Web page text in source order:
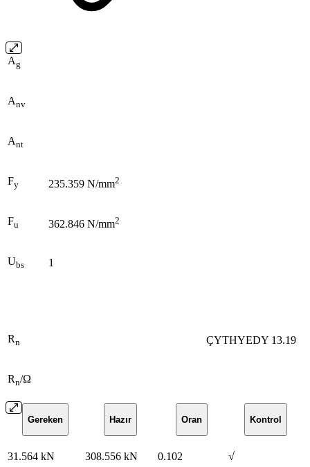
Ag
Anv
Ant
Fy 235.359 N/mm2
Fu 362.846 N/mm2
Ubs 1
Rn ÇYTHYEDY 13.19
Rn/Ω
Gereken Hazır Oran Kontrol
31.564 kN 308.556 kN 0.102 √